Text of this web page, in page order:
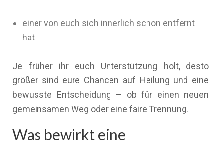
einer von euch sich innerlich schon entfernt
hat
Je früher ihr euch Unterstützung holt, desto
größer sind eure Chancen auf Heilung und eine
bewusste Entscheidung – ob für einen neuen
gemeinsamen Weg oder eine faire Trennung.
Was bewirkt eine